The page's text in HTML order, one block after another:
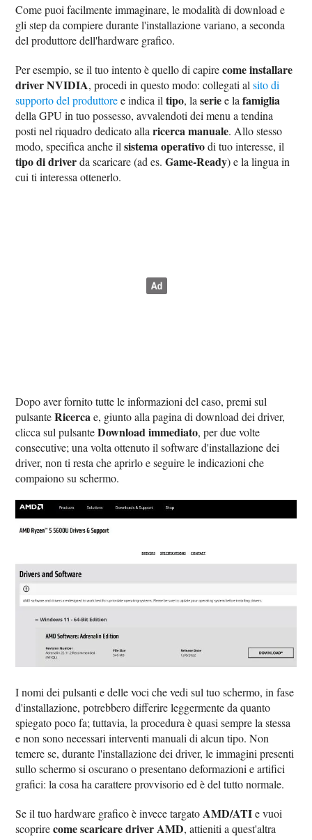
Come puoi facilmente immaginare, le modalità di download e
gli step da compiere durante l'installazione variano, a seconda
del produttore dell'hardware grafico.
Per esempio, se il tuo intento è quello di capirecome installare
driver NVIDIA, procedi in questo modo: collegati alsito di
supporto del produttoree indica iltipo, laseriee lafamiglia
della GPU in tuo possesso, avvalendoti dei menu a tendina
posti nel riquadro dedicato allaricerca manuale. Allo stesso
modo, specifica anche ilsistema operativodi tuo interesse, il
tipo di driverda scaricare (ad es.Game-Ready) e la lingua in
cui ti interessa ottenerlo.
Dopo aver fornito tutte le informazioni del caso, premi sul
pulsanteRicerca e, giunto alla pagina di download dei driver,
clicca sul pulsanteDownload immediato, per due volte
consecutive; una volta ottenuto il software d'installazione dei
driver, non ti resta che aprirlo e seguire le indicazioni che
compaiono su schermo.
I nomi dei pulsanti e delle voci che vedi sul tuo schermo, in fase
d'installazione, potrebbero differire leggermente da quanto
spiegato poco fa; tuttavia, la procedura è quasi sempre la stessa
e non sono necessari interventi manuali di alcun tipo. Non
temere se, durante l'installazione dei driver, le immagini presenti
sullo schermo si oscurano o presentano deformazioni e artifici
grafici: la cosa ha carattere provvisorio ed è del tutto normale.
Se il tuo hardware grafico è invece targato AMD/ATIe vuoi
scoprirecome scaricare driver AMD, attieniti a quest'altra